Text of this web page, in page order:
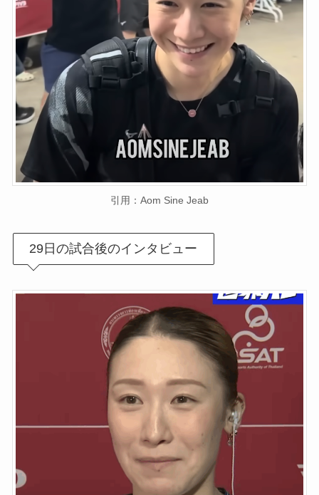
引用：Aom Sine Jeab
29日の試合後のインタビュー